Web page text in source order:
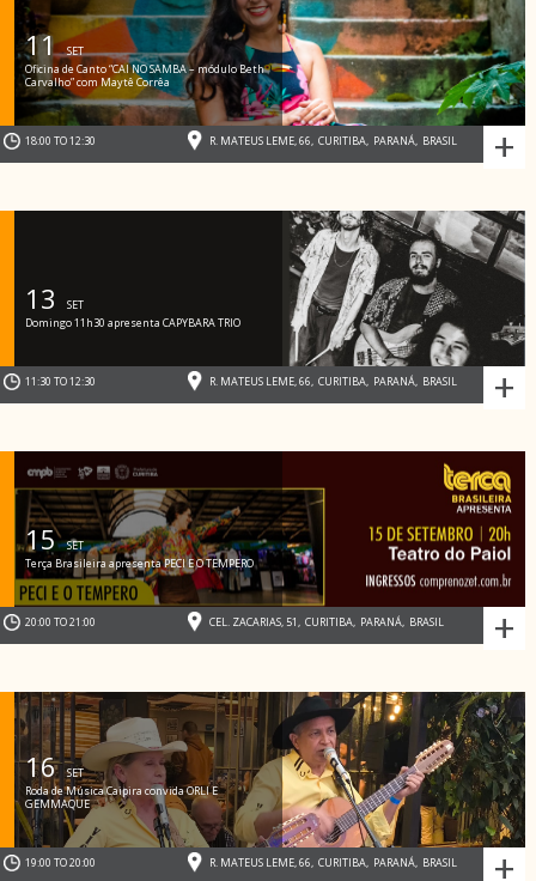
11
SET
Oficina de Canto “CAI NO SAMBA – módulo Beth
Carvalho” com Maytê Corrêa
+
18:00 TO 12:30 R. MATEUS LEME, 66, CURITIBA, PARANÁ, BRASIL
13
SET
Domingo 11h30 apresenta CAPYBARA TRIO
+
11:30 TO 12:30 R. MATEUS LEME, 66, CURITIBA, PARANÁ, BRASIL
15
SET
Terça Brasileira apresenta PECI E O TEMPERO
+
20:00 TO 21:00 CEL. ZACARIAS, 51, CURITIBA, PARANÁ, BRASIL
16
SET
Roda de Música Caipira convida ORLI E
GEMMAQUE
+
19:00 TO 20:00 R. MATEUS LEME, 66, CURITIBA, PARANÁ, BRASIL